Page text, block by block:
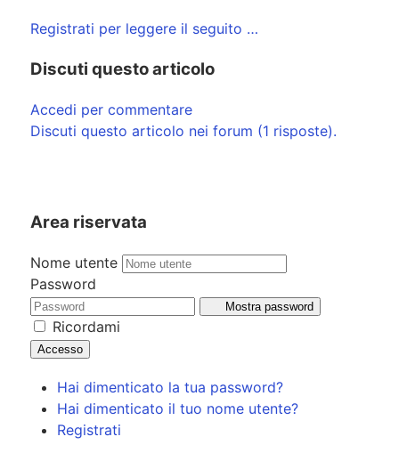
Registrati per leggere il seguito …
Discuti questo articolo
Accedi per commentare
Discuti questo articolo nei forum (1 risposte).
Area riservata
Nome utente
Password
Mostra password
Ricordami
Accesso
Hai dimenticato la tua password?
Hai dimenticato il tuo nome utente?
Registrati